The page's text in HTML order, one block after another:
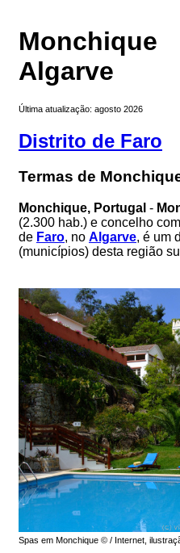
Monchique
Algarve
Última atualização: agosto 2026
Distrito de Faro
Termas de
Monchique, Portugal -
(2.300 hab.) e concelho
de Faro, no Algarve, é um
(municípios) desta região
Spas em Monchique © / Internet,